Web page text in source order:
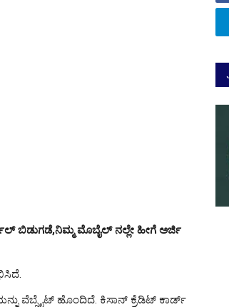
ಬಿಡುಗಡೆ,ನಿಮ್ಮ ಮೊಬೈಲ್ ನಲ್ಲೇ ಹೀಗೆ ಅರ್ಜಿ
ವೆಬ್ಸೈಟ್ ಹೊಂದಿದೆ. ಕಿಸಾನ್ ಕ್ರೆಡಿಟ್ ಕಾರ್ಡ್